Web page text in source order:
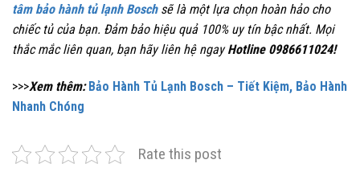
tâm bảo hành tủ lạnh Boschsẽ là một lựa chọn hoàn hảo cho
chiếc tủ của bạn. Đảm bảo hiệu quả 100% uy tín bậc nhất. Mọi
thắc mắc liên quan, bạn hãy liên hệ ngayHotline 0986611024!
>>>Xem thêm:Bảo Hành Tủ Lạnh Bosch – Tiết Kiệm, Bảo Hành
Nhanh Chóng
Rate this post